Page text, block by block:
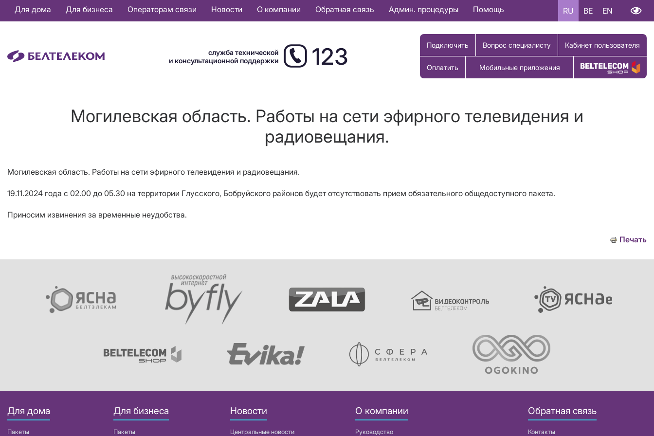
Основная
навигация
Для дома Для бизнеса Операторам связи Новости О компании Обратная связь Админ. процедуры Помощь RU BE EN
служба технической
и консультационной поддержки
123 Подключить Вопрос специалисту Кабинет пользователя
Оплатить Мобильные приложения Купить товар
Могилевская область. Работы на сети эфирного телевидения и
радиовещания.
Могилевская область. Работы на сети эфирного телевидения и радиовещания.
19.11.2024 года с 02.00 до 05.30 на территории Глусского, Бобруйского районов будет отсутствовать прием обязательного общедоступного пакета.
Приносим извинения за временные неудобства.
Печать
Для дома
Пакеты
Для бизнеса
Пакеты
Новости
Центральные новости
О компании
Руководство
Обратная связь
Контакты